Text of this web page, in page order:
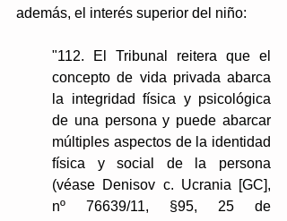
además, el interés superior del niño:
"112. El Tribunal reitera que el
concepto de vida privada abarca
la integridad física y psicológica
de una persona y puede abarcar
múltiples aspectos de la identidad
física y social de la persona
(véase Denisov c. Ucrania [GC],
nº 76639/11, §95, 25 de